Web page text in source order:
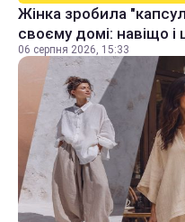
Жінка зробила
своєму домі: навіщо
06 серпня 2026, 15:33